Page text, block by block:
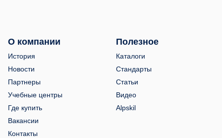
О компании
История
Новости
Партнеры
Учебные центры
Где купить
Вакансии
Контакты
Полезное
Каталоги
Стандарты
Статьи
Видео
Alpskil